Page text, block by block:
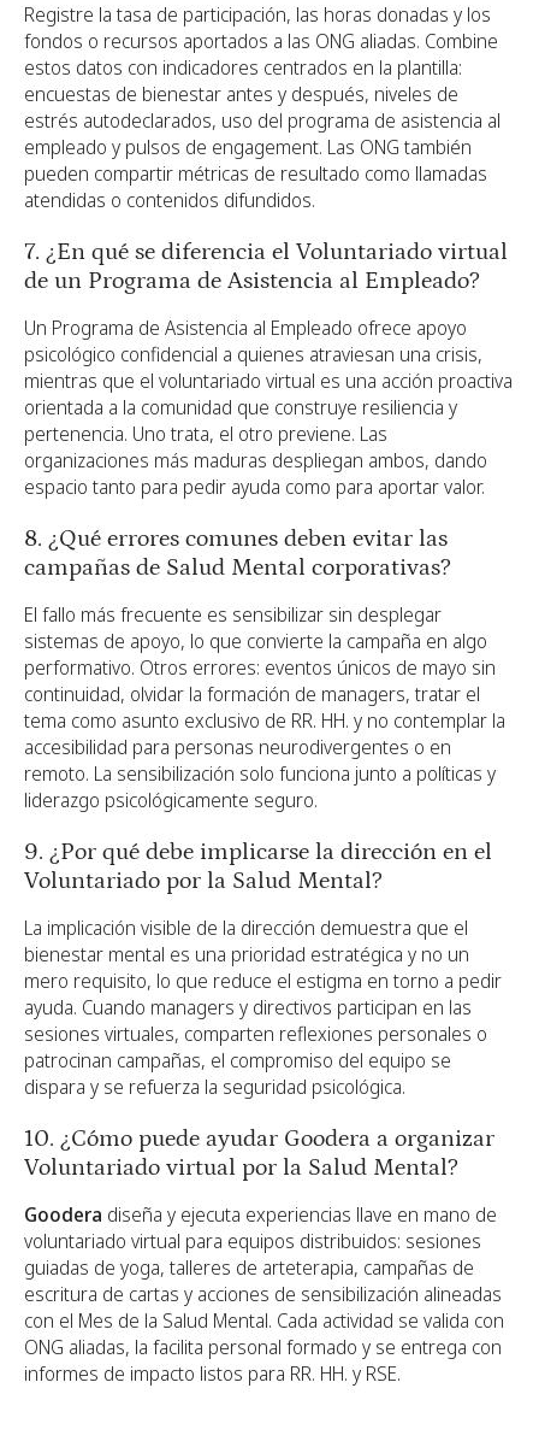
Registre la tasa de participación, las horas donadas y los
fondos o recursos aportados a las ONG aliadas. Combine
estos datos con indicadores centrados en la plantilla:
encuestas de bienestar antes y después, niveles de
estrés autodeclarados, uso del programa de asistencia al
empleado y pulsos de engagement. Las ONG también
pueden compartir métricas de resultado como llamadas
atendidas o contenidos difundidos.
7. ¿En qué se diferencia el Voluntariado virtual
de un Programa de Asistencia al Empleado?
Un Programa de Asistencia al Empleado ofrece apoyo
psicológico confidencial a quienes atraviesan una crisis,
mientras que el voluntariado virtual es una acción proactiva
orientada a la comunidad que construye resiliencia y
pertenencia. Uno trata, el otro previene. Las
organizaciones más maduras despliegan ambos, dando
espacio tanto para pedir ayuda como para aportar valor.
8. ¿Qué errores comunes deben evitar las
campañas de Salud Mental corporativas?
El fallo más frecuente es sensibilizar sin desplegar
sistemas de apoyo, lo que convierte la campaña en algo
performativo. Otros errores: eventos únicos de mayo sin
continuidad, olvidar la formación de managers, tratar el
tema como asunto exclusivo de RR. HH. y no contemplar la
accesibilidad para personas neurodivergentes o en
remoto. La sensibilización solo funciona junto a políticas y
liderazgo psicológicamente seguro.
9. ¿Por qué debe implicarse la dirección en el
Voluntariado por la Salud Mental?
La implicación visible de la dirección demuestra que el
bienestar mental es una prioridad estratégica y no un
mero requisito, lo que reduce el estigma en torno a pedir
ayuda. Cuando managers y directivos participan en las
sesiones virtuales, comparten reflexiones personales o
patrocinan campañas, el compromiso del equipo se
dispara y se refuerza la seguridad psicológica.
10. ¿Cómo puede ayudar Goodera a organizar
Voluntariado virtual por la Salud Mental?
Goodera diseña y ejecuta experiencias llave en mano de
voluntariado virtual para equipos distribuidos: sesiones
guiadas de yoga, talleres de arteterapia, campañas de
escritura de cartas y acciones de sensibilización alineadas
con el Mes de la Salud Mental. Cada actividad se valida con
ONG aliadas, la facilita personal formado y se entrega con
informes de impacto listos para RR. HH. y RSE.